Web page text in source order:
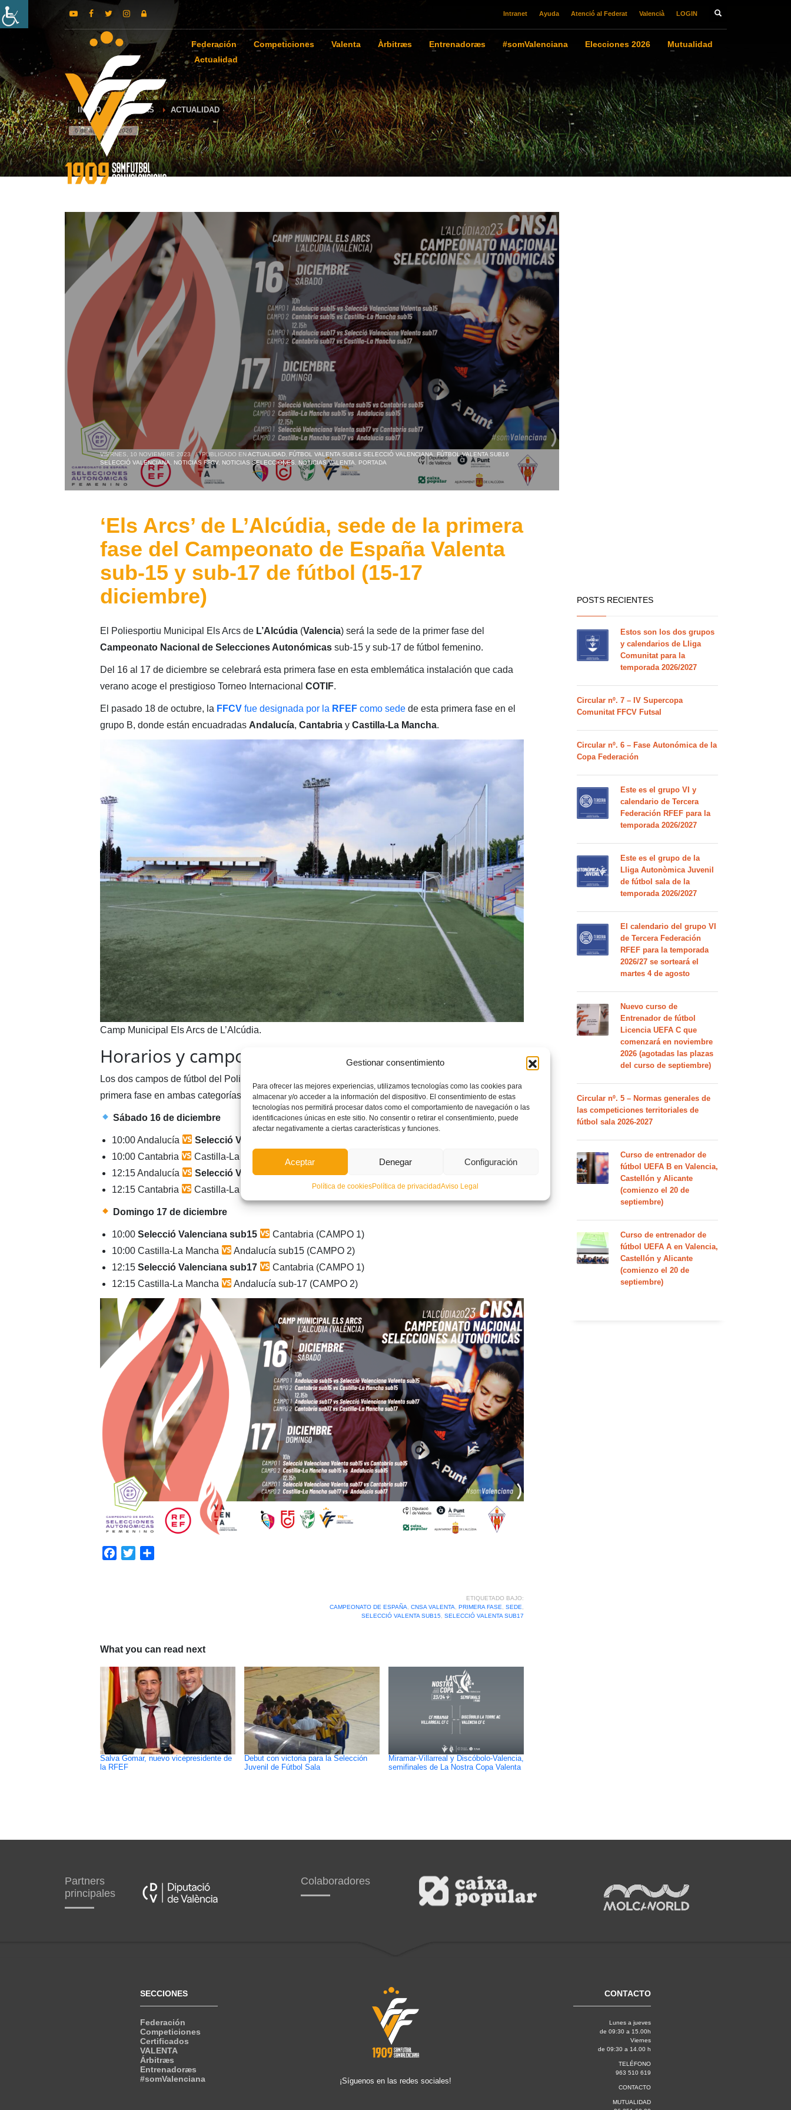
Gestionar consentimiento
Para ofrecer las mejores experiencias, utilizamos tecnologías como las cookies para
almacenar y/o acceder a la información del dispositivo. El consentimiento de estas
tecnologías nos permitirá procesar datos como el comportamiento de navegación o las
identificaciones únicas en este sitio. No consentir o retirar el consentimiento, puede
afectar negativamente a ciertas características y funciones.
Aceptar Denegar Configuración
Política de cookiesPolítica de privacidadAviso Legal
Intranet Ayuda Atenció al Federat Valencià LOGIN
Federación Competiciones Valenta Àrbitræs Entrenadoræs #somValenciana Elecciones 2026
Mutualidad
Actualidad
INICIO NOTICIAS ACTUALIDAD
6 de agosto de 2026
VIERNES, 10 NOVIEMBRE 2023 / PUBLICADO ENACTUALIDAD, FÚTBOL VALENTA SUB14 SELECCIÓ VALENCIANA
FÚTBOL VALENTA SUB16
SELECCIÓ VALENCIANA
NOTICIAS FFCV, NOTICIAS SELECCIONES NOTICIAS VALENTA PORTADA
‘Els Arcs’ de L’Alcúdia, sede de la primera
fase del Campeonato de España Valenta
sub-15 y sub-17 de fútbol (15-17
diciembre)
El Poliesportiu Municipal Els Arcs de L’Alcúdia(Valencia) será la sede de la primer fase del
Campeonato Nacional de Selecciones Autonómicassub-15 y sub-17 de fútbol femenino.
Del 16 al 17 de diciembre se celebrará esta primera fase en esta emblemática instalación que cada
verano acoge el prestigioso Torneo Internacional COTIF.
El pasado 18 de octubre, la FFCVfue designada por la RFEFcomo sedede esta primera fase en el
grupo B, donde están encuadradas Andalucía, Cantabriay Castilla-La Mancha.
Camp Municipal Els Arcs de L’Alcúdia.
Horarios y campos
Los dos campos de fútbol del Poliesportiu Els Arcs acogerán los ocho partidos del Grupo B en esta
primera fase en ambas categorías, sub-15 y sub-17.
Sábado 16 de diciembre
10:00 Andalucía Selecció Valencia sub15
10:00 Cantabria
Castilla-La Mancha sub-15 (CAMPO 2)
12:15 Andalucía
Selecció Valencia sub17(CAMPO 1)
12:15 Cantabria
Castilla-La Mancha sub-17 (CAMPO 2)
Domingo 17 de diciembre
10:00 Selecció Valenciana sub15
Cantabria (CAMPO 1)
10:00 Castilla-La Mancha
Andalucía sub15 (CAMPO 2)
12:15 Selecció Valenciana sub17
Cantabria (CAMPO 1)
12:15 Castilla-La Mancha
Andalucía sub-17 (CAMPO 2)
Facebook
Twitter
ETIQUETADO BAJO:
CAMPEONATO DE ESPAÑA
CNSA VALENTA PRIMERA FASE SEDE
SELECCIÓ VALENTA SUB15, SELECCIÓ VALENTA SUB17
What you can read next
Salva Gomar, nuevo vicepresidente de
la RFEF
Debut con victoria para la Selección
Juvenil de Fútbol Sala
Miramar-Villarreal y Discóbolo-Valencia,
semifinales de La Nostra Copa Valenta
POSTS RECIENTES
Estos son los dos grupos
y calendarios de Lliga
Comunitat para la
temporada 2026/2027
Circular nº. 7 – IV Supercopa
Comunitat FFCV Futsal
Circular nº. 6 – Fase Autonómica de la
Copa Federación
Este es el grupo VI y
calendario de Tercera
Federación RFEF para la
temporada 2026/2027
Este es el grupo de la
Lliga Autonòmica Juvenil
de fútbol sala de la
temporada 2026/2027
El calendario del grupo VI
de Tercera Federación
RFEF para la temporada
2026/27 se sorteará el
martes 4 de agosto
Nuevo curso de
Entrenador de fútbol
Licencia UEFA C que
comenzará en noviembre
2026 (agotadas las plazas
del curso de septiembre)
Circular nº. 5 – Normas generales de
las competiciones territoriales de
fútbol sala 2026-2027
Curso de entrenador de
fútbol UEFA B en Valencia,
Castellón y Alicante
(comienzo el 20 de
septiembre)
Curso de entrenador de
fútbol UEFA A en Valencia,
Castellón y Alicante
(comienzo el 20 de
septiembre)
Partners
principales
Colaboradores
SECCIONES
Federación
Competiciones
Certificados
VALENTA
Árbitræs
Entrenadoræs
#somValenciana
¡Síguenos en las redes sociales!
CONTACTO
Lunes a jueves
de 09:30 a 15.00h
Viernes
de 09:30 a 14.00 h
TELÉFONO
963 510 619
CONTACTO
MUTUALIDAD